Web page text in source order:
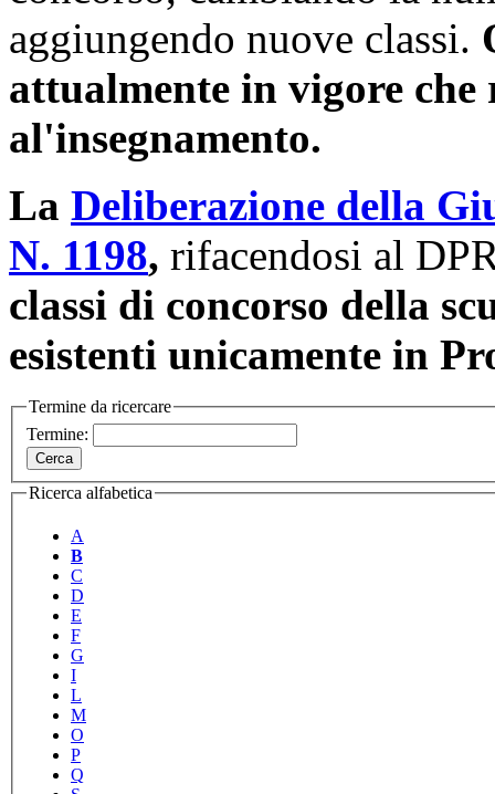
aggiungendo nuove classi.
attualmente in vigore che
al'insegnamento.
La Deliberazione della
N. 1198, rifacendosi al
classi di concorso della
esistenti unicamente in
Termine da ricercare
Termine:
Ricerca alfabetica
A
B
C
D
E
F
G
I
L
M
O
P
Q